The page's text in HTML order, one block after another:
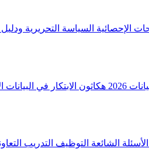
الإحصائية السياسة التحريرية ودليل
2026 هكاثون الابتكار في البيانات
الأسئلة الشائعة التوظيف التدريب